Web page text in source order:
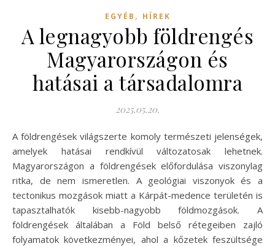
EGYÉB , HÍREK
A legnagyobb földrengés
Magyarországon és
hatásai a társadalomra
2025.05.20.
A földrengések világszerte komoly természeti jelenségek,
amelyek hatásai rendkívül változatosak lehetnek.
Magyarországon a földrengések előfordulása viszonylag
ritka, de nem ismeretlen. A geológiai viszonyok és a
tectonikus mozgások miatt a Kárpát-medence területén is
tapasztalhatók kisebb-nagyobb földmozgások. A
földrengések általában a Föld belső rétegeiben zajló
folyamatok következményei, ahol a kőzetek feszültsége